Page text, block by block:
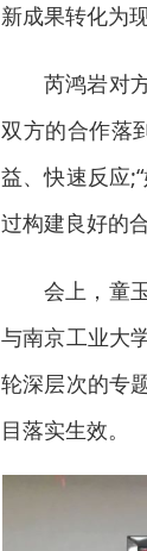
新成果转化为
芮鸿岩对
双方的合作落
益、快速反应
过构建良好的
会上，童
与南京工业大
轮深层次的专
目落实生效。